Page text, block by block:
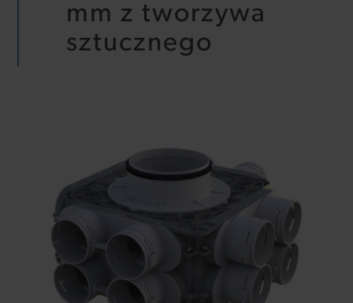
mm z tworzywa
sztucznego